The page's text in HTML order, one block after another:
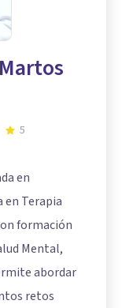
5
en
en Terapia
formación
Mental,
abordar
retos